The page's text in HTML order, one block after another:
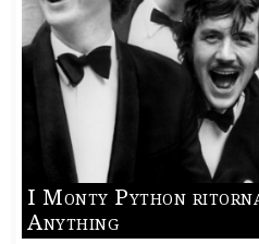
I Monty Python
Anything